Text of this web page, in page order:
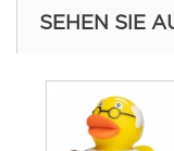
SEHEN SIE